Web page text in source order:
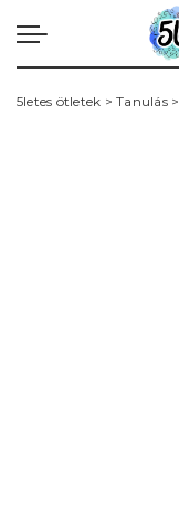
5letes ötletek >Tanulás>